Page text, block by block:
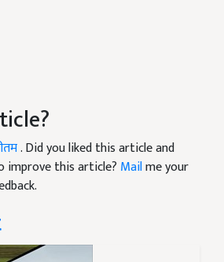
. Did you liked this article and
improve this article? Mailme your